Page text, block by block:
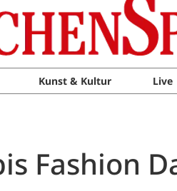
Kunst & Kultur Live
Fashion